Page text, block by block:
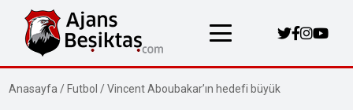
Anasayfa / Futbol /Vincent Aboubakar’ın hedefi büyük